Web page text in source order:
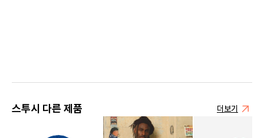
스투시 다른 제품 더보기